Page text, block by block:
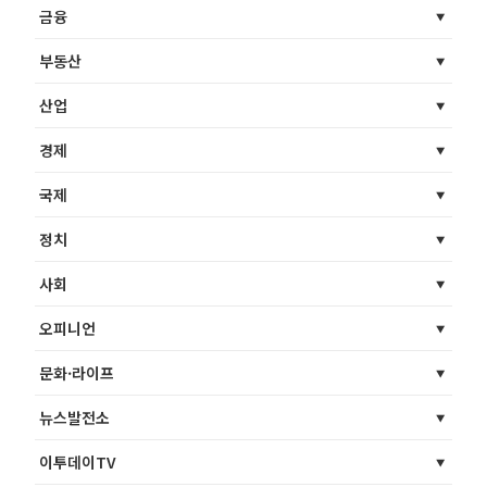
금융
부동산
산업
경제
국제
정치
사회
오피니언
문화·라이프
뉴스발전소
이투데이TV